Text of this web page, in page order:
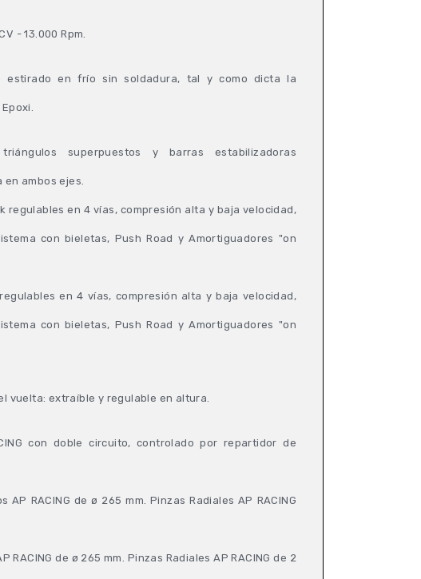
- 13.000 Rpm.
estirado en frío sin soldadura, tal y como dicta la
superpuestos y barras estabilizadoras
ambos ejes.
regulables en 4 vías, compresión alta y baja velocidad,
con bieletas, Push Road y Amortiguadores "on
en 4 vías, compresión alta y baja velocidad,
con bieletas, Push Road y Amortiguadores "on
vuelta: extraíble y regulable en altura.
con doble circuito, controlado por repartidor de
RACING de ø 265 mm. Pinzas Radiales AP RACING
RACING de ø 265 mm. Pinzas Radiales AP RACING de 2